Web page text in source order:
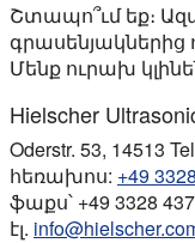
Շտապո՞ւմ եք։
գրասենյակներից
Մենք ուրախ
Hielscher
Oderstr. 53, 14513
հեռախոս: +49
ֆաքս՝ +49 3328
էլ.